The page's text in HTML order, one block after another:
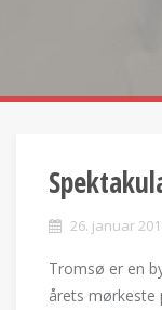
26. januar
Tromsø er en
årets mørkeste